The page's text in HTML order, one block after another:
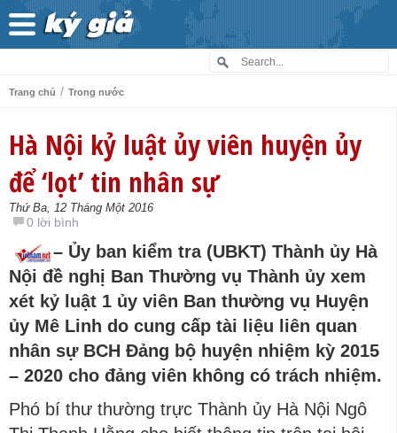
Trang chủ / Trong nước
Hà Nội kỷ luật ủy viên huyện ủy
để ‘lọt’ tin nhân sự
Thứ Ba, 12 Tháng Một 2016
0 lời bình
– Ủy ban kiểm tra (UBKT) Thành ủy Hà
Nội đề nghị Ban Thường vụ Thành ủy xem
xét kỷ luật 1 ủy viên Ban thường vụ Huyện
ủy Mê Linh do cung cấp tài liệu liên quan
nhân sự BCH Đảng bộ huyện nhiệm kỳ 2015
– 2020 cho đảng viên không có trách nhiệm.
Phó bí thư thường trực Thành ủy Hà Nội Ngô